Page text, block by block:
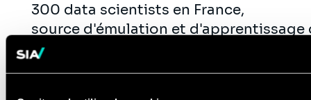
300 data scientists en France,
source d'émulation et
Évoluer dans